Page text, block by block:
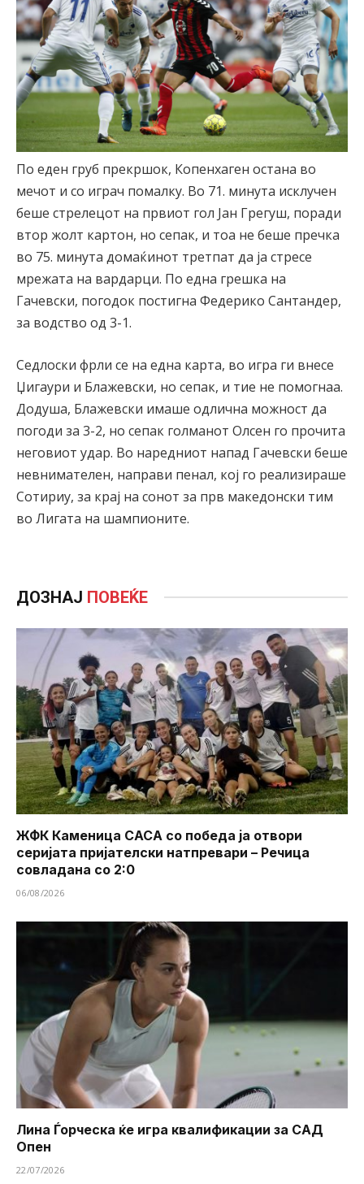
По еден груб прекршок, Копенхаген остана во
мечот и со играч помалку. Во 71. минута исклучен
беше стрелецот на првиот гол Јан Грегуш, поради
втор жолт картон, но сепак, и тоа не беше пречка
во 75. минута домаќинот третпат да ја стресе
мрежата на вардарци. По една грешка на
Гачевски, погодок постигна Федерико Сантандер,
за водство од 3-1.
Седлоски фрли се на една карта, во игра ги внесе
Џигаури и Блажевски, но сепак, и тие не помогнаа.
Додуша, Блажевски имаше одлична можност да
погоди за 3-2, но сепак голманот Олсен го прочита
неговиот удар. Во наредниот напад Гачевски беше
невнимателен, направи пенал, кој го реализираше
Сотириу, за крај на сонот за прв македонски тим
во Лигата на шампионите.
ДОЗНАЈ ПОВЕЌЕ
ЖФК Каменица САСА со победа ја отвори
серијата пријателски натпревари – Речица
совладана со 2:0
06/08/2026
Лина Ѓорческа ќе игра квалификации за САД
Опен
22/07/2026